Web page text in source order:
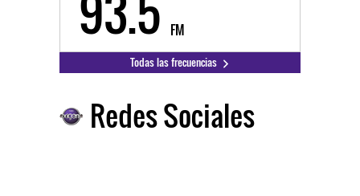
FM
Todas las frecuencias
Redes Sociales